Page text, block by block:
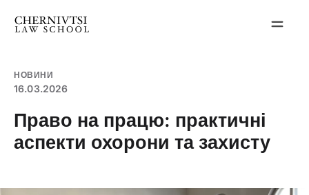
НОВИНИ
16.03.2026
Право на працю: практичні
аспекти охорони та захисту